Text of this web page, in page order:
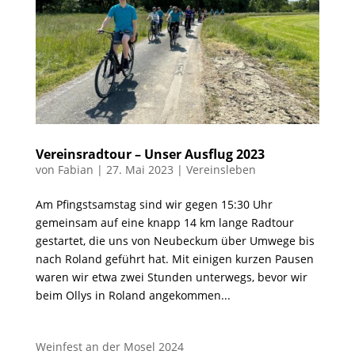
Vereinsradtour – Unser Ausflug 2023
von Fabian | 27. Mai 2023 | Vereinsleben
Am Pfingstsamstag sind wir gegen 15:30 Uhr
gemeinsam auf eine knapp 14 km lange Radtour
gestartet, die uns von Neubeckum über Umwege bis
nach Roland geführt hat. Mit einigen kurzen Pausen
waren wir etwa zwei Stunden unterwegs, bevor wir
beim Ollys in Roland angekommen...
Weinfest an der Mosel 2024